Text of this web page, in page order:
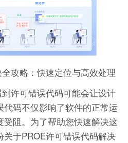
攻略：快速定位与高效处理
许可错误代码可能会让设计
码不仅影响了软件的正常运
阻。为了帮助您快速解决这
于PROE许可错误代码解决